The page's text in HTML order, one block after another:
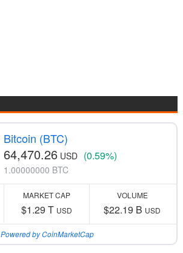
Bitcoin (BTC)
64,470.26 USD (0.59%)
1.00000000 BTC
MARKET CAP
$1.29 T USD
VOLUME
$22.19 B USD
Powered by CoinMarketCap